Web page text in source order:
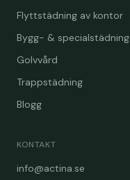
Flyttstädning av kontor
Bygg- & specialstädning
Golvvård
Trappstädning
Blogg
KONTAKT
info@actina.se